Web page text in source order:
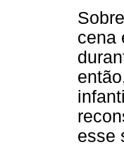
cena
esse